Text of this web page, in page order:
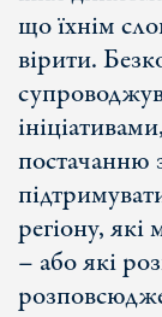
що їхнім
вірити.
постачанню
регіону,
– або які